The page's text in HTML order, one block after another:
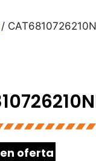
/
oferta